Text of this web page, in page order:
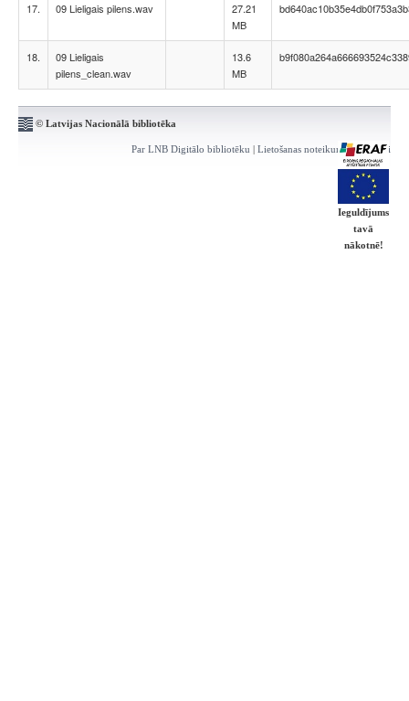
17. 09 Lieligais pilens.wav
27.21
MB
18.
09 Lieligais
pilens_clean.wav
13.6
MB
© Latvijas Nacionālā bibliotēka
Par LNB Digitālo bibliotēku | Lietošanas noteikumi | Kontakti
Ieguldījums
tavā
nākotnē!